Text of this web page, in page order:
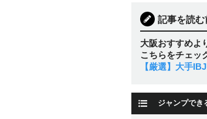
記事を読む
大阪おすすめよ
こちらをチェッ
【厳選】大手
ジャンプでき